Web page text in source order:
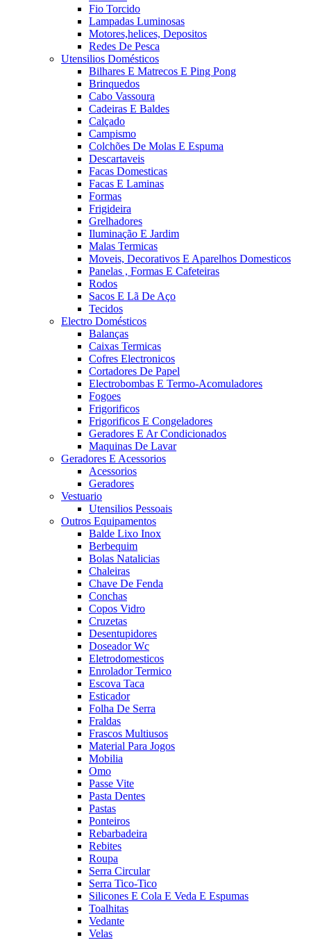
Fio Torcido
Lampadas Luminosas
Motores,helices, Depositos
Redes De Pesca
Utensilios Domésticos
Bilhares E Matrecos E Ping Pong
Brinquedos
Cabo Vassoura
Cadeiras E Baldes
Calçado
Campismo
Colchões De Molas E Espuma
Descartaveis
Facas Domesticas
Facas E Laminas
Formas
Frigideira
Grelhadores
Iluminação E Jardim
Malas Termicas
Moveis, Decorativos E Aparelhos Domesticos
Panelas , Formas E Cafeteiras
Rodos
Sacos E Lã De Aço
Tecidos
Electro Domésticos
Balanças
Caixas Termicas
Cofres Electronicos
Cortadores De Papel
Electrobombas E Termo-Acomuladores
Fogoes
Frigorificos
Frigorificos E Congeladores
Geradores E Ar Condicionados
Maquinas De Lavar
Geradores E Acessorios
Acessorios
Geradores
Vestuario
Utensilios Pessoais
Outros Equipamentos
Balde Lixo Inox
Berbequim
Bolas Natalicias
Chaleiras
Chave De Fenda
Conchas
Copos Vidro
Cruzetas
Desentupidores
Doseador Wc
Eletrodomesticos
Enrolador Termico
Escova Taca
Esticador
Folha De Serra
Fraldas
Frascos Multiusos
Material Para Jogos
Mobilia
Omo
Passe Vite
Pasta Dentes
Pastas
Ponteiros
Rebarbadeira
Rebites
Roupa
Serra Circular
Serra Tico-Tico
Silicones E Cola E Veda E Espumas
Toalhitas
Vedante
Velas